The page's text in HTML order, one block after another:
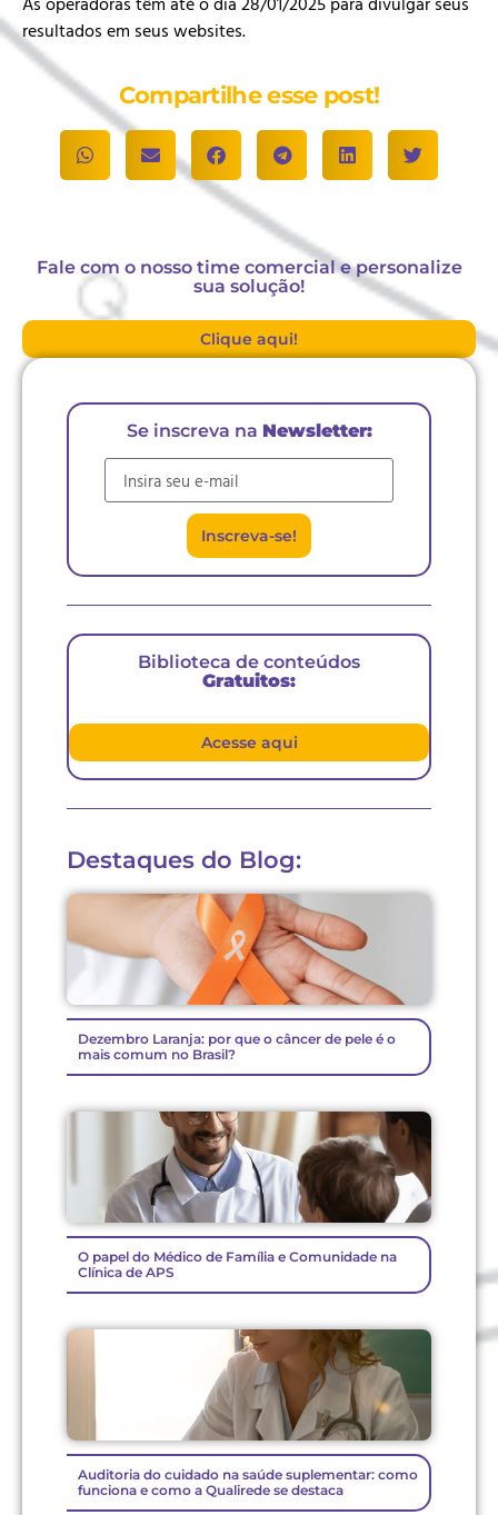
resultados em seus websites.
Compartilhe esse post!
Fale com o nosso time comercial e personalize
sua solução!
Clique aqui!
Se inscreva na Newsletter:
Inscreva-se!
Biblioteca de conteúdos
Gratuitos:
Acesse aqui
Destaques do Blog:
Dezembro Laranja: por que o câncer de pele é o
mais comum no Brasil?
O papel do Médico de Família e Comunidade na
Clínica de APS
Auditoria do cuidado na saúde suplementar: como
funciona e como a Qualirede se destaca